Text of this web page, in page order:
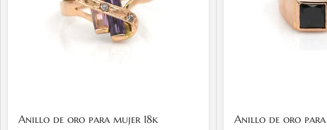
Anillo de oro para mujer 18k
Anillo de oro para